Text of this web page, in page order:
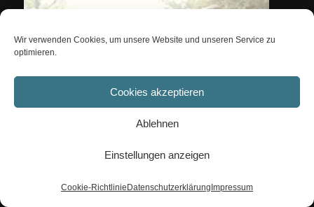
Wir verwenden Cookies, um unsere Website und unseren Service zu
optimieren.
Cookies akzeptieren
Ablehnen
Einstellungen anzeigen
Cookie-Richtlinie Datenschutzerklärung Impressum